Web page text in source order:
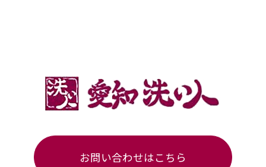
お問い合わせはこちら